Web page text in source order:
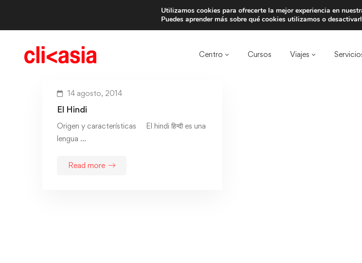
Trae a un amigo y llevaos un total
Centro Cursos Viajes
14 agosto, 2014
El Hindi
Origen y características El hindi हिन्दी es una
lengua …
Read more
Utilizamos cookies para ofrecerte la mejor experiencia en
Puedes aprender más sobre qué cookies utilizamos o